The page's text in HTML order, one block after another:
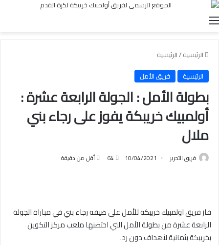
القائمة
الرئيسية/الرئيسية
الرئيسية
فريق الأمل
بطولة الأمل : الجولة الرابعة عشرة :
أولمبيك خريبكة يفوز على رجاء بني
ملال
فريق التحرير 10/04/2021
64 أقل من دقيقة
فاز فريق اولمبيك خريبكة للأمل على ضيفه رجاء بني في مباراة الجولة
الرابعة عشرة من بطولة الأمل التي احتضنها ملعب مركز التكوين
بخريبكة بثمانية لأهداف دون رد.